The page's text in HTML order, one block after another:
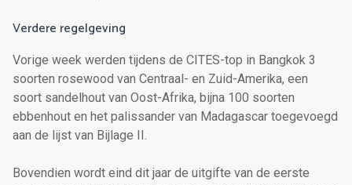
Verdere regelgeving
Vorige week werden tijdens de CITES-top in Bangkok 3
soorten rosewood van Centraal- en Zuid-Amerika, een
soort sandelhout van Oost-Afrika, bijna 100 soorten
ebbenhout en het palissander van Madagascar toegevoegd
aan de lijst van Bijlage II.
Bovendien wordt eind dit jaar de uitgifte van de eerste